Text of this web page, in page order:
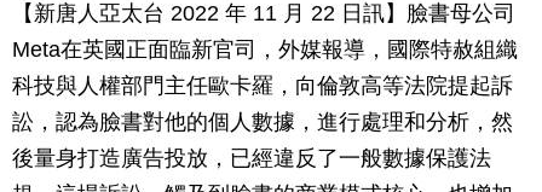
【新唐人亞太台 2022 年 11 月 22 日訊】臉書母公司
Meta在英國正面臨新官司，外媒報導，國際特赦組織
科技與人權部門主任歐卡羅，向倫敦高等法院提起訴
訟，認為臉書對他的個人數據，進行處理和分析，然
後量身打造廣告投放，已經違反了一般數據保護法